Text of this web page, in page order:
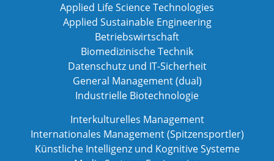
Applied Life Science Technologies
Applied Sustainable Engineering
Betriebswirtschaft
Biomedizinische Technik
Datenschutz und IT-Sicherheit
General Management (dual)
Industrielle Biotechnologie
Interkulturelles Management
Internationales Management (Spitzensportler)
Künstliche Intelligenz und Kognitive Systeme